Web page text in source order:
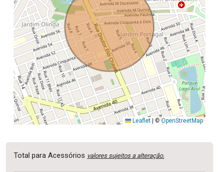
Leaflet ©OpenStreetMap
Total para Acessórios valores sujeitos a alteração.